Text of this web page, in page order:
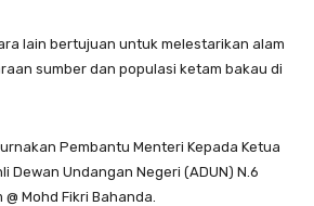
lain bertujuan untuk melestarikan alam
sumber dan populasi ketam bakau di
Pembantu Menteri Kepada Ketua
Dewan Undangan Negeri (ADUN) N.6
Mohd Fikri Bahanda.